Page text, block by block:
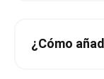
¿Cómo